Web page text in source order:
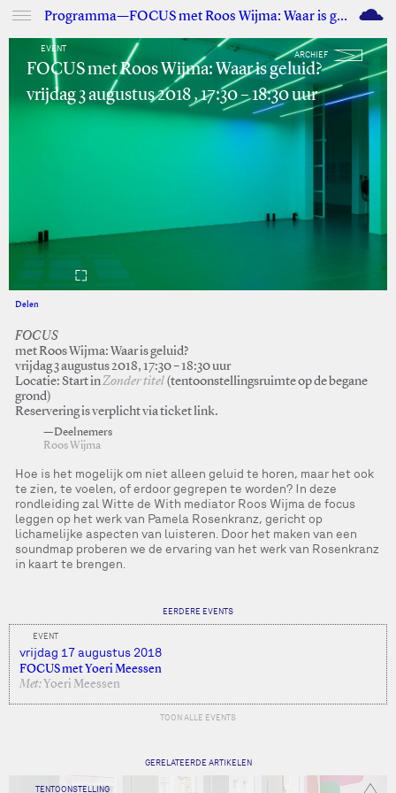
Programma—FOCUS met Roos Wijma: Waar is geluid? M
EVENT
ARCHIEF
FOCUS met Roos Wijma: Waar is geluid?
vrijdag 3 augustus 2018 , 17:30 – 18:30 uur
Delen
FOCUS
met Roos Wijma: Waar is geluid?
vrijdag 3 augustus 2018, 17:30 – 18:30 uur
Locatie: Start inZonder titel (tentoonstellingsruimte op de begane
grond)
Reservering is verplicht via ticket link.
—Deelnemers
Roos Wijma
Hoe is het mogelijk om niet alleen geluid te horen, maar het ook
te zien, te voelen, of erdoor gegrepen te worden? In deze
rondleiding zal Witte de With mediator Roos Wijma de focus
leggen op het werk van Pamela Rosenkranz, gericht op
lichamelijke aspecten van luisteren. Door het maken van een
soundmap proberen we de ervaring van het werk van Rosenkranz
in kaart te brengen.
EERDERE EVENTS
EVENT
vrijdag 17 augustus 2018
FOCUS met Yoeri Meessen
Met: Yoeri Meessen
TOON ALLE EVENTS
GERELATEERDE ARTIKELEN
TENTOONSTELLING